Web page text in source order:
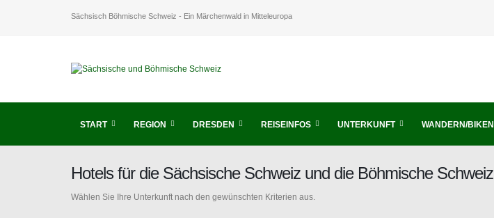
Sächsisch Böhmische Schweiz - Ein Märchenwald in Mitteleuropa
START REGION DRESDEN REISEINFOS UNTERKUNFT WANDERN/BIKEN
Hotels für die Sächsische Schweiz und die Böhmische Schweiz
Wählen Sie Ihre Unterkunft nach den gewünschten Kriterien aus.